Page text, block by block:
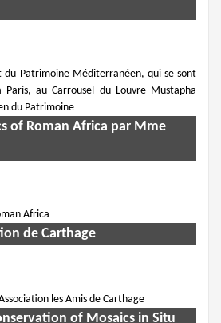
du Patrimoine Méditerranéen, qui se sont
au Carrousel du Louvre Mustapha
du Patrimoine
of Roman Africa par Mme
Africa
de Carthage
les Amis de Carthage
of Mosaics in Situ